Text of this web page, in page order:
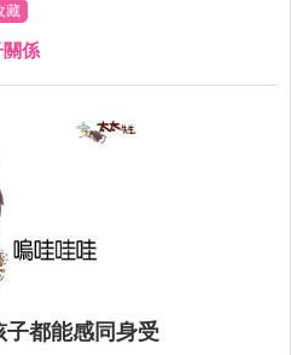
藏
係
子都能感同身受